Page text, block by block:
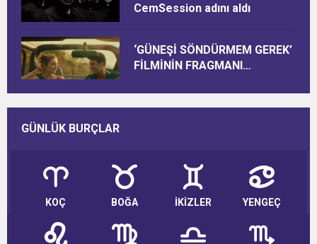
CemSession adını aldı
‘GÜNEŞİ SÖNDÜRMEM GEREK’
FİLMİNİN FRAGMANI
GÜNLÜK BURÇLAR
KOÇ BOĞA İKİZLER YENGEÇ